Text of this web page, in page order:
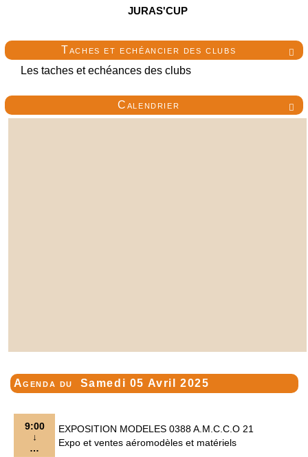
JURAS'CUP

Taches et echéancier des clubs
Les taches et echéances des clubs

Calendrier
Agenda du Samedi 05 Avril 2025
9:00
↓
…
EXPOSITION MODELES 0388 A.M.C.C.O 21
Expo et ventes aéromodèles et matériels